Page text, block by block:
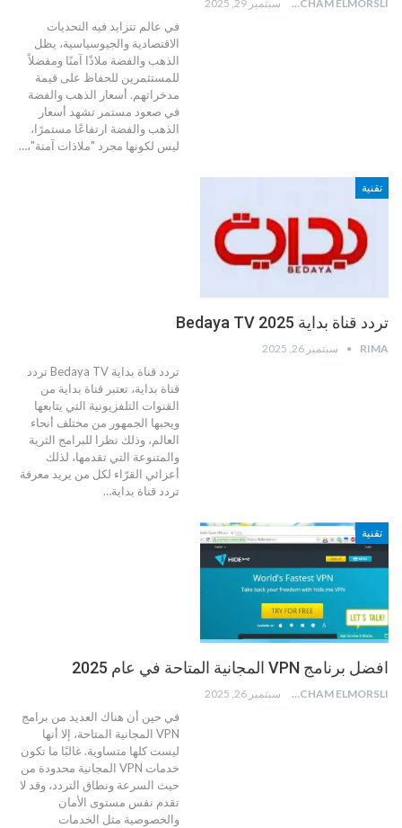
HICHAM ELMORSLI سبتمبر 29, 2025
في عالم تتزايد فيه التحديات
الاقتصادية والجيوسياسية، يظل
الذهب والفضة ملاذًا آمنًا ومفضلاً
للمستثمرين للحفاظ على قيمة
مدخراتهم. أسعار الذهب والفضة
في صعود مستمر تشهد أسعار
الذهب والفضة ارتفاعًا مستمرًا،
ليس لكونها مجرد "ملاذات آمنة"،…
تقنية
تردد قناة بداية Bedaya TV 2025
RIMA سبتمبر 26, 2025
تردد قناة بداية Bedaya TV
تردد
قناة بداية، تعتبر قناة بداية من
القنوات التلفزيونية التي يتابعها
ويحبها الجمهور من مختلف أنحاء
العالم، وذلك نظرا للبرامج الثرية
والمتنوعة التي تقدمها، لذلك
أعزائي القرّاء لكل من يريد معرفة
تردد قناة بداية…
تقنية
افضل برنامج VPN المجانية المتاحة في عام 2025
HICHAM ELMORSLI سبتمبر 26, 2025
في حين أن هناك العديد من برامج
VPN المجانية المتاحة، إلا أنها
ليست كلها متساوية. غالبًا ما تكون
خدمات VPN المجانية محدودة من
حيث السرعة ونطاق التردد، وقد لا
تقدم نفس مستوى الأمان
والخصوصية مثل الخدمات